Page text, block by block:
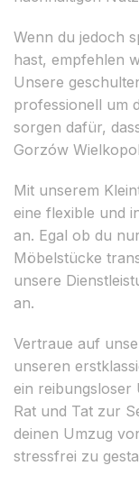
Wenn du jedoch
hast, empfehlen
Unsere
professionell um
sorgen dafür,
Gorzów
Mit unserem
eine flexible und
an. Egal ob du
Möbelstücke
unsere
an.
Vertraue auf
unseren
ein reibungsloser
Rat und Tat zur
deinen Umzug
stressfrei zu